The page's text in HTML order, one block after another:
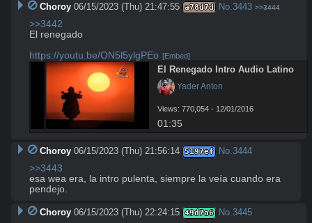
Choroy 06/15/2023 (Thu) 21:47:55 a78d7d No. 3443 >>3444
>>3442
El renegado
https://youtu.be/ON5l5ylgPEo [Embed]
El Renegado Intro Audio Latino
Yader Anton
Views: 770,054 - 12/01/2016
01:35
Choroy 06/15/2023 (Thu) 21:56:14 5197ef No. 3444
>>3443
esa wea era, la intro pulenta, siempre la veía cuando era
pendejo.
Choroy 06/15/2023 (Thu) 22:24:15 49d7a6 No. 3445